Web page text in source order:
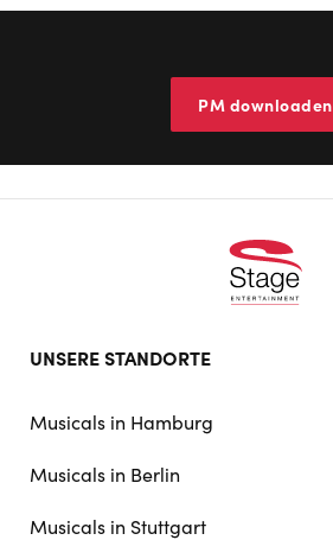
PM downloaden
UNSERE STANDORTE
Musicals in Hamburg
Musicals in Berlin
Musicals in Stuttgart